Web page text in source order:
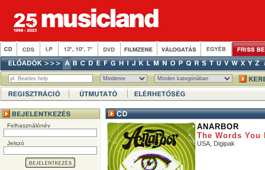
Felhasználónév
Jelszó
ANARBOR
The Words You
USA, Digipak